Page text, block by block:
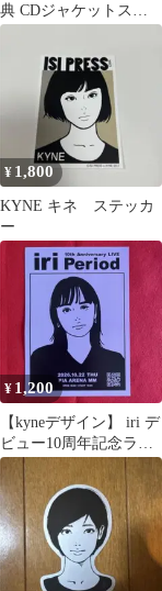
典 CDジャケットステ
ッカー KYNE キネ
¥ 1,800
KYNE キネ ステッカ
ー
¥ 1,200
【kyneデザイン】 iri デ
ビュー10周年記念ライ
ブフライヤー２枚セッ
ト